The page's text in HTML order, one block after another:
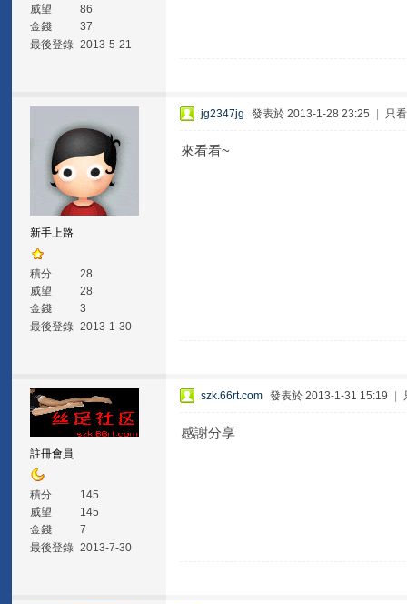
威望
86
金錢
37
最後登錄 2013-5-21
新手上路
積分
28
威望
28
金錢
3
最後登錄 2013-1-30
jg2347jg 發表於 2013-1-28 23:25 只
來看看~
註冊會員
積分
145
威望
145
金錢
7
最後登錄 2013-7-30
szk.66rt.com 發表於 2013-1-31 15:19
感謝分享